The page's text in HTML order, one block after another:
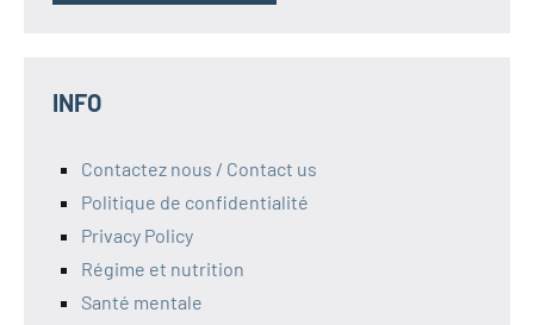
INFO
Contactez nous / Contact us
Politique de confidentialité
Privacy Policy
Régime et nutrition
Santé mentale